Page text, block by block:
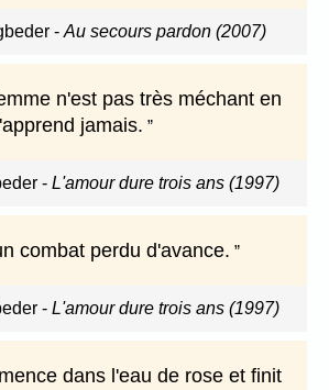
- Au secours pardon (2007)
n'est pas très méchant en
jamais.
- L'amour dure trois ans (1997)
combat perdu d'avance.
- L'amour dure trois ans (1997)
dans l'eau de rose et finit